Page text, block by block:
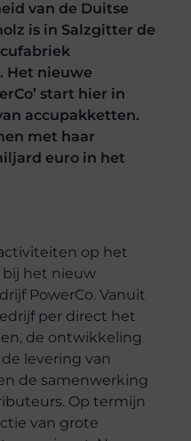
van de Duitse
is in Salzgitter de
Het nieuwe
start hier in
accupakketten.
met haar
euro in het
op het
bij het nieuw
PowerCo. Vanuit
per direct het
de ontwikkeling
levering van
de samenwerking
Op termijn
van grote